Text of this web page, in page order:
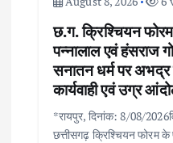
छ.ग. क्रिश्चियन
पन्नालाल एवं हंसराज
सनातन धर्म पर अभद्र
कार्यवाही एवं उग्र
*रायपुर, दिनांक: 8/08/
छत्तीसगढ़ क्रिश्चियन फोरम